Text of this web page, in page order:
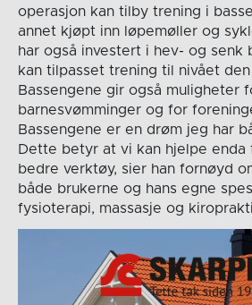
operasjon kan tilby trening i
annet kjøpt inn løpemøller og
har også investert i hev- og senk
kan tilpasset trening til nivået
Bassengene gir også muligheter
barnesvømminger og for
Bassengene er en drøm jeg har
Dette betyr at vi kan hjelpe enda
bedre verktøy, sier han fornøyd
både brukerne og hans egne
fysioterapi, massasje og